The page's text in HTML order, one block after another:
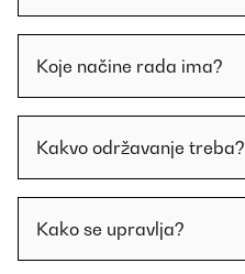
Koje načine rada ima?
Kakvo održavanje treba?
Kako se upravlja?